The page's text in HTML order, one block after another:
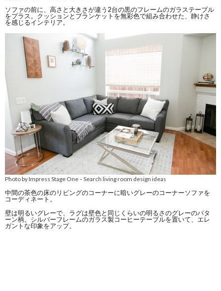
ソファの前に、高さと大きさが違う2台の黒のフレームのガラステーブル
をプラス。クッションとブランケットを無彩色で組み合わせた、静けさ
を感じるインテリア。
Photo by Impress Stage One–Search living room design ideas
中間の茶色の床のリビングのコーナーに暗いグレーのコーナーソファを
コーディネート。
壁は明るいグレーで、ラグは壁色と同じくらいの明るさのグレーのパタ
ーン柄。シルバーフレームのガラス製コーヒーテーブルを置いて、エレ
ガントな印象をアップ。